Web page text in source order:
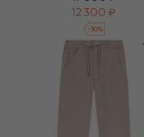
12 300 ₽
-30%